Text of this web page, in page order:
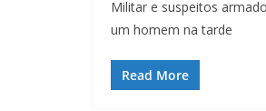
Militar e suspeitos
um homem na tarde
Read More